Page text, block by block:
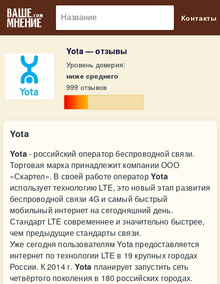
Контакты
Yota — отзывы
Уровень доверия:
ниже среднего
999 отзывов
Yota
Yota- российский оператор беспроводной связи.
Торговая марка принадлежит компании ООО
«Скартел». В своей работе операторYota
использует технологию LTE, это новый этап развития
беспроводной связи 4G и самый быстрый
мобильный интернет на сегодняшний день.
Стандарт LTE современнее и значительно быстрее,
чем предыдущие стандарты связи.
Уже сегодня пользователям Yota предоставляется
интернет по технологии LTE в 19 крупных городах
России. К 2014 г. Yota планирует запустить сеть
четвёртого поколения в 180 российских городах.